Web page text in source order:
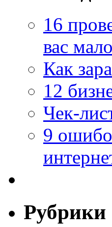
16
вас
Как
12
Чек-
9
Рубрики